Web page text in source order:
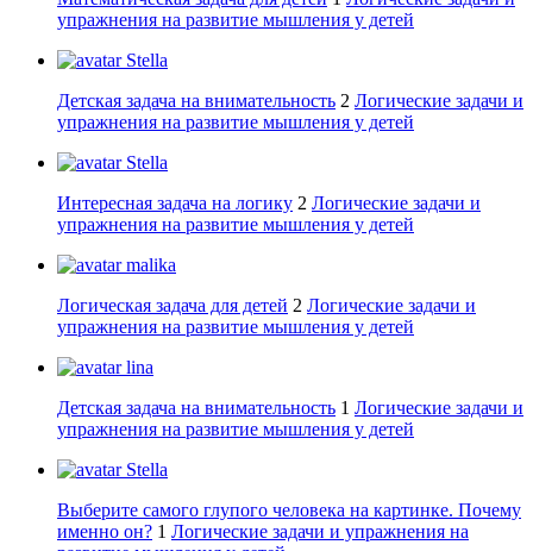
упражнения на развитие мышления у детей
Stella
Детская задача на внимательность 2 Логические задачи и
упражнения на развитие мышления у детей
Stella
Интересная задача на логику 2 Логические задачи и
упражнения на развитие мышления у детей
malika
Логическая задача для детей 2 Логические задачи и
упражнения на развитие мышления у детей
lina
Детская задача на внимательность 1 Логические задачи и
упражнения на развитие мышления у детей
Stella
Выберите самого глупого человека на картинке. Почему
именно он? 1 Логические задачи и упражнения на